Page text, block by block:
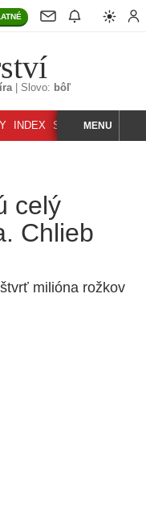
| Slovo: bôľ
INDEX SVET ŠPORT
HĽADAJMENU
celý
Chlieb
milióna rožkov